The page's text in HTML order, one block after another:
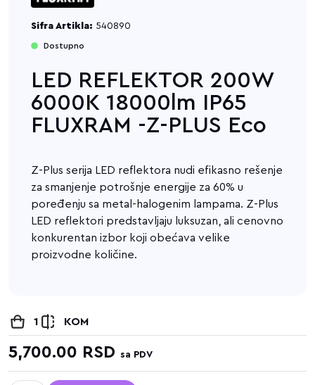
Sifra Artikla: 540890
Dostupno
LED REFLEKTOR 200W
6000K 18000lm IP65
FLUXRAM -Z-PLUS Eco
Z-Plus serija LED reflektora nudi efikasno rešenje
za smanjenje potrošnje energije za 60% u
poređenju sa metal-halogenim lampama. Z-Plus
LED reflektori predstavljaju luksuzan, ali cenovno
konkurentan izbor koji obećava velike
proizvodne količine.
1 KOM
5,700.00 RSD sa PDV